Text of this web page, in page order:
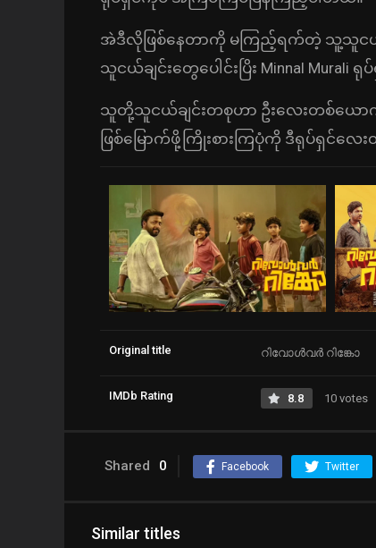
အဲဒီလိုဖြစ်နေတာကို မကြည့်ရက်တဲ့ သူ့သူင
သူငယ်ချင်းတွေပေါင်းပြိး Minnal
သူတို့သူငယ်ချင်းတစုဟာ ဦးလေးတစ်ယ
ဖြစ်မြောက်ဖို့ကြိုးစားကြပုံကို ဒီရုပ်ရှင်လ
Original title റിവോൾവർ റിങ്കോ
IMDb Rating 8.8 10 votes
Shared 0 Facebook Twitter
Similar titles